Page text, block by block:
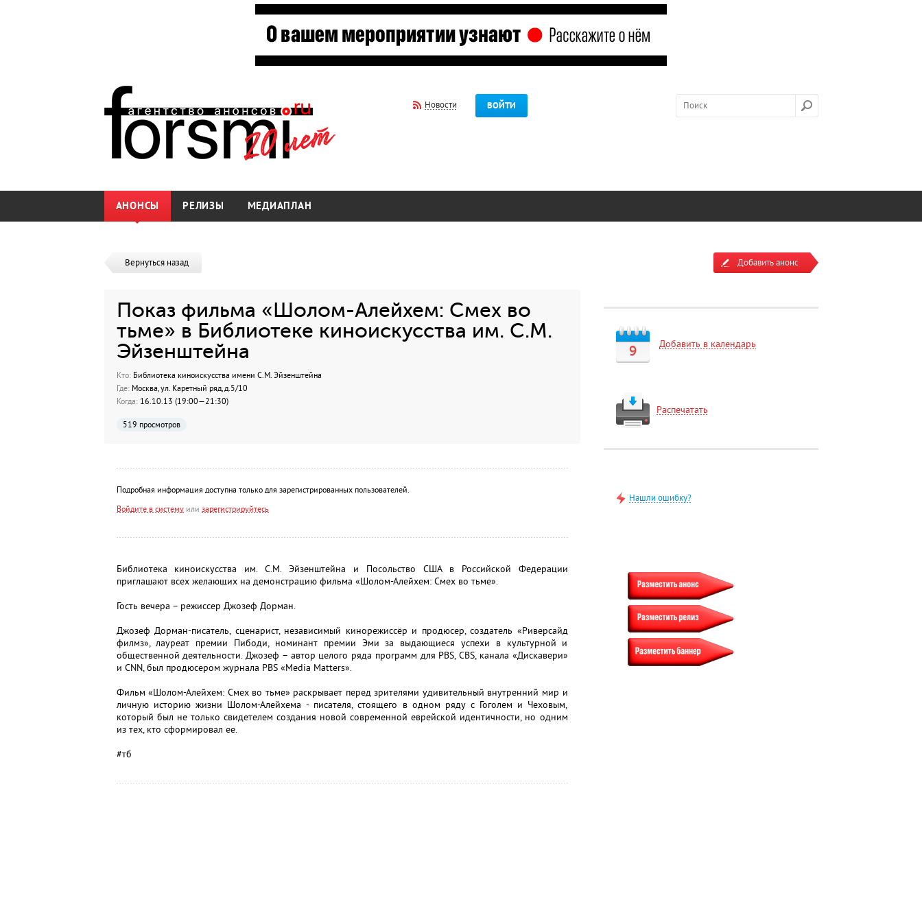
Новости ВОЙТИ
АНОНСЫ РЕЛИЗЫ МЕДИАПЛАН
Вернуться назад
Показ фильма «Шолом-Алейхем: Смех во
тьме» в Библиотеке киноискусства им. С.М.
Эйзенштейна
Кто:Библиотека киноискусства имени С.М. Эйзенштейна
Где:Москва, ул. Каретный ряд, д.5/10
Когда:16.10.13 (19:00—21:30)
519 просмотров
Подробная информация доступна только для зарегистрированных пользователей.
Войдите в системуили зарегистрируйтесь
Библиотека киноискусства им. С.М. Эйзенштейна и Посольство США в Российской Федерации
приглашают всех желающих на демонстрацию фильма «Шолом-Алейхем: Смех во тьме».
Гость вечера – режиссер Джозеф Дорман.
Джозеф Дорман-писатель, сценарист, независимый кинорежиссёр и продюсер, создатель «Риверсайд
филмз», лауреат премии Пибоди, номинант премии Эми за выдающиеся успехи в культурной и
общественной деятельности. Джозеф – автор целого ряда программ для PBS, CBS, канала «Дискавери»
и CNN, был продюсером журнала PBS «Media Matters».
Фильм «Шолом-Алейхем: Смех во тьме» раскрывает перед зрителями удивительный внутренний мир и
личную историю жизни Шолом-Алейхема - писателя, стоящего в одном ряду с Гоголем и Чеховым,
который был не только свидетелем создания новой современной еврейской идентичности, но одним
из тех, кто сформировал ее.
#тб
Добавить анонс
9 Добавить в календарь
Распечатать
Нашли ошибку?